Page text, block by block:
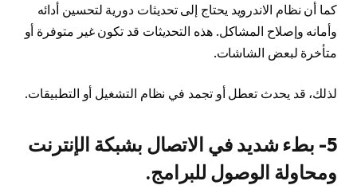
كما أن نظام الاندرويد يحتاج إلى تحديثات دورية لتحسين أدائه
وأمانه وإصلاح المشاكل. هذه التحديثات قد تكون غير متوفرة أو
متأخرة لبعض الشاشات.
لذلك، قد يحدث تعطل أو تجمد في نظام التشغيل أو التطبيقات.
5- بطء شديد في الاتصال بشبكة الإنترنت
ومحاولة الوصول للبرامج.